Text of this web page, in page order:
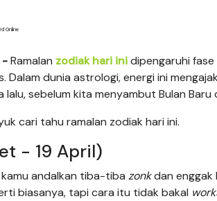
Online
-Ramalan zodiak hari inidipengaruhi fase
Dalam dunia astrologi, energi ini
sebelum kita menyambut Bulan Baru
cari tahu ramalan zodiak hari ini.
- 19 April)
andalkan tiba-tiba zonkdan enggak
biasanya, tapi cara itu tidak bakal